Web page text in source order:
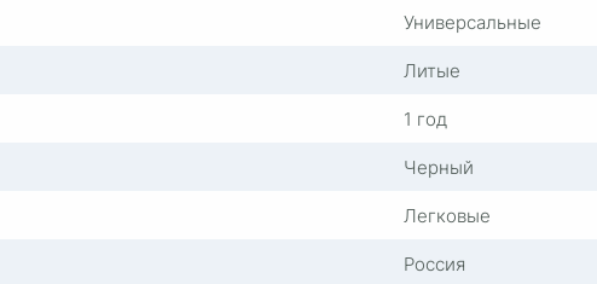
Универсальные
Литые
1 год
Черный
Легковые
Россия